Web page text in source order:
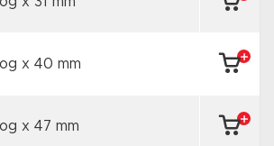
x 40 mm
x 47 mm